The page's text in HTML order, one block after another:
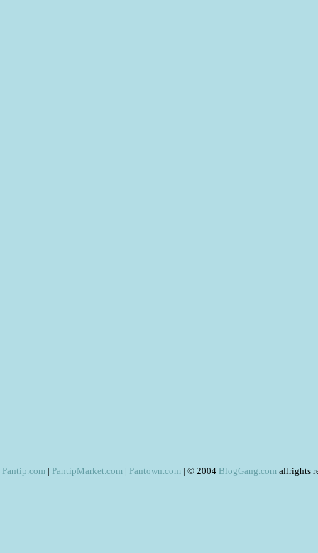
Pantip.com | PantipMarket.com | Pantown.com | © 2004 BlogGang.com allrights